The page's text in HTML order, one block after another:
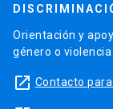
Orientación y
género o violencia
launch Contacto